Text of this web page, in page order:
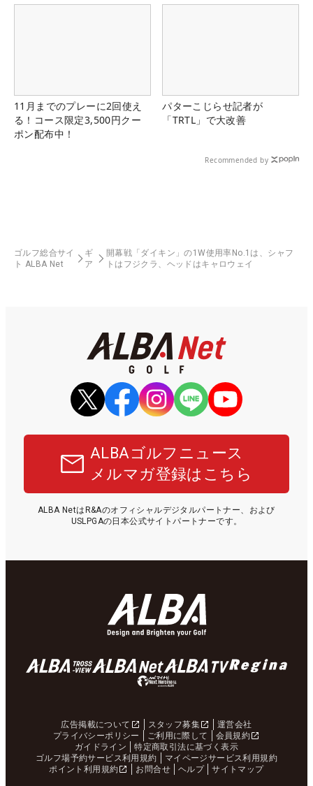
11月までのプレーに2回使え
る！コース限定3,500円クー
ポン配布中！
パターこじらせ記者が
「TRTL」で大改善
Recommended by
ゴルフ総合サイ
ト ALBA Net
ギ
ア
開幕戦「ダイキン」の1W使用率No.1は、シャフ
トはフジクラ、ヘッドはキャロウェイ
ALBAゴルフニュース
メルマガ登録はこちら
ALBA NetはR&Aのオフィシャルデジタルパートナー、および
USLPGAの日本公式サイトパートナーです。
広告掲載について スタッフ募集
運営会社
プライバシーポリシー
ご利用に際して
会員規約
ガイドライン
特定商取引法に基づく表示
ゴルフ場予約サービス利用規約
マイページサービス利用規約
ポイント利用規約
お問合せ ヘルプ サイトマップ